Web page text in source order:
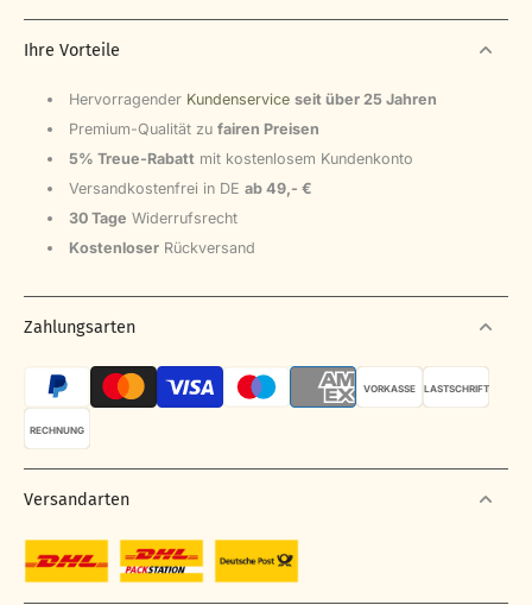
Ihre Vorteile
Hervorragender Kundenservice seit über 25 Jahren
Premium-Qualität zu fairen Preisen
5% Treue-Rabatt mit kostenlosem Kundenkonto
Versandkostenfrei in DE ab 49,- €
30 Tage Widerrufsrecht
KostenloserRückversand
Zahlungsarten
VORKASSE LASTSCHRIFT
RECHNUNG
Versandarten